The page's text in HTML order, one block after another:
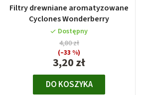
Filtry drewniane aromatyzowane
Cyclones Wonderberry
Dostępny
3,20 zł
4,80 zł
(–33 %)
DO KOSZYKA